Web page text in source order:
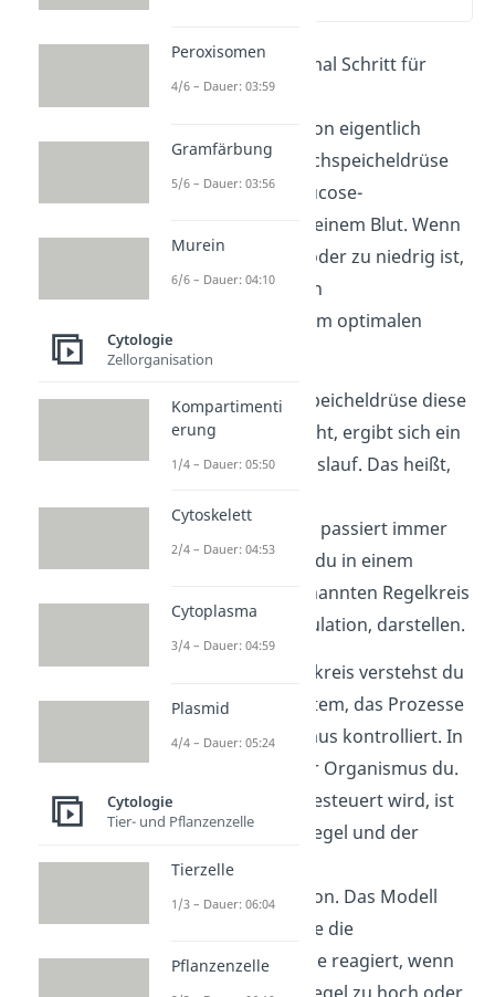
Sehen wir uns einmal Schritt für
Schritt an, wie die
Blutzuckerregulation eigentlich
abläuft. Deine Bauchspeicheldrüse
misst stetig die Glucose-
Konzentration in deinem Blut. Wenn
der Wert zu hoch oder zu niedrig ist,
handelt sie, um den
Blutzuckerspiegel im optimalen
Rahmen zu halten.
Weil deine Bauchspeicheldrüse diese
Arbeit ständig macht, ergibt sich ein
geschlossener Kreislauf. Das heißt,
Blutzuckerspiegels passiert immer
direkt. Das kannst du in einem
Modell, dem sogenannten Regelkreis
der Blutzuckerregulation, darstellen.
Unter einem Regelkreis verstehst du
ein Steuerungssystem, das Prozesse
in einem Organismus kontrolliert. In
diesem Fall bist der Organismus du.
Der Prozess, der gesteuert wird, ist
dein Blutzuckerspiegel und der
Regelkreis ist die
Blutzuckerregulation. Das Modell
beschreibt also, wie die
Bauchspeicheldrüse reagiert, wenn
Peroxisomen
4/6 – Dauer: 03:59
Gramfärbung
5/6 – Dauer: 03:56
Murein
6/6 – Dauer: 04:10
Cytologie
Zellorganisation
Kompartimenti
erung
1/4 – Dauer: 05:50
Cytoskelett
2/4 – Dauer: 04:53
Cytoplasma
3/4 – Dauer: 04:59
Plasmid
4/4 – Dauer: 05:24
Cytologie
Tier- und Pflanzenzelle
Tierzelle
1/3 – Dauer: 06:04
Pflanzenzelle